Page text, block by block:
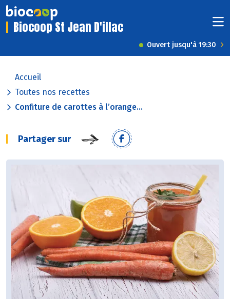
Biocoop St Jean D'illac
Ouvert jusqu'à 19:30
Accueil
Toutes nos recettes
Confiture de carottes à l’orange...
Partager sur